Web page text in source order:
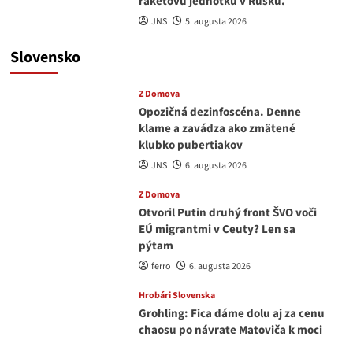
JNS 5. augusta 2026
Slovensko
Z Domova
Opozičná dezinfoscéna. Denne
klame a zavádza ako zmätené
klubko pubertiakov
JNS 6. augusta 2026
Z Domova
Otvoril Putin druhý front ŠVO voči
EÚ migrantmi v Ceuty? Len sa
pýtam
ferro 6. augusta 2026
Hrobári Slovenska
Grohling: Fica dáme dolu aj za cenu
chaosu po návrate Matoviča k moci